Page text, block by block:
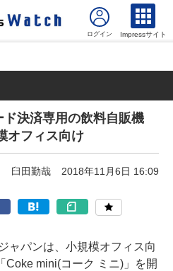
Impressサイト
決済専用の飲料自販機
オフィス向け
臼田勤哉 2018年11月6日 16:09
ャパンは、小規模オフィス向
Coke mini(コーク ミニ)」を開